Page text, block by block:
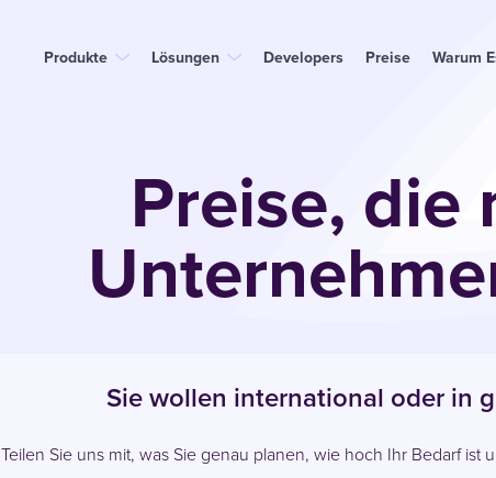
Produkte Lösungen Developers Preise Warum
Preise, die
Sie wollen international oder in
Teilen Sie uns mit, was Sie genau planen, wie hoch Ihr Bedarf